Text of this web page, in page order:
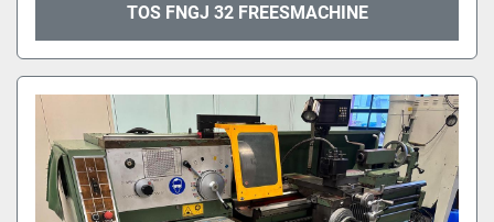
TOS FNGJ 32 FREESMACHINE